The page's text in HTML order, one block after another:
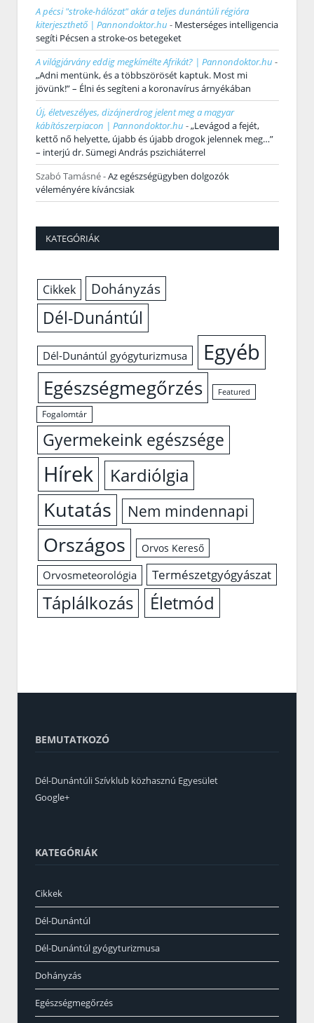
A pécsi "stroke-hálózat" akár a teljes dunántúli régióra
kiterjeszthető | Pannondoktor.hu - Mesterséges intelligencia
segíti Pécsen a stroke-os betegeket
A világjárvány eddig megkímélte Afrikát? | Pannondoktor.hu -
„Adni mentünk, és a többszörösét kaptuk. Most mi
jövünk!” – Élni és segíteni a koronavírus árnyékában
Új, életveszélyes, dizájnerdrog jelent meg a magyar
kábítószerpiacon | Pannondoktor.hu -„Levágod a fejét,
kettő nő helyette, újabb és újabb drogok jelennek meg…”
– interjú dr. Sümegi András pszichiáterrel
Szabó Tamásné-Az egészségügyben dolgozók
véleményére kíváncsiak
KATEGÓRIÁK
Cikkek Dohányzás
Dél-Dunántúl
Dél-Dunántúl gyógyturizmusa Egyéb
Egészségmegőrzés Featured
Fogalomtár
Gyermekeink egészsége
Hírek Kardiólgia
Kutatás Nem mindennapi
Országos Orvos Kereső
Orvosmeteorológia Természetgyógyászat
Táplálkozás Életmód
BEMUTATKOZÓ
Dél-Dunántúli Szívklub közhasznú Egyesület
Google+
KATEGÓRIÁK
Cikkek
Dél-Dunántúl
Dél-Dunántúl gyógyturizmusa
Dohányzás
Egészségmegőrzés